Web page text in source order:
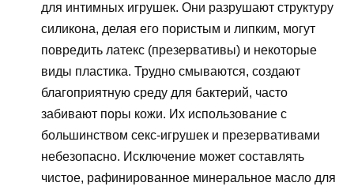
для интимных игрушек. Они разрушают структуру
силикона, делая его пористым и липким, могут
повредить латекс (презервативы) и некоторые
виды пластика. Трудно смываются, создают
благоприятную среду для бактерий, часто
забивают поры кожи. Их использование с
большинством секс-игрушек и презервативами
небезопасно. Исключение может составлять
чистое, рафинированное минеральное масло для